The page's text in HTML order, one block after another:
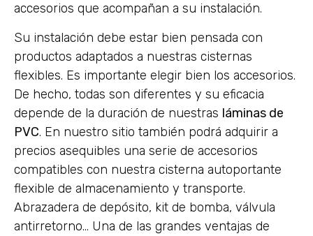
accesorios que acompañan a su instalación.
Su instalación debe estar bien pensada con
productos adaptados a nuestras cisternas
flexibles. Es importante elegir bien los accesorios.
De hecho, todas son diferentes y su eficacia
depende de la duración de nuestras láminas de
PVC. En nuestro sitio también podrá adquirir a
precios asequibles una serie de accesorios
compatibles con nuestra cisterna autoportante
flexible de almacenamiento y transporte.
Abrazadera de depósito, kit de bomba, válvula
antirretorno… Una de las grandes ventajas de